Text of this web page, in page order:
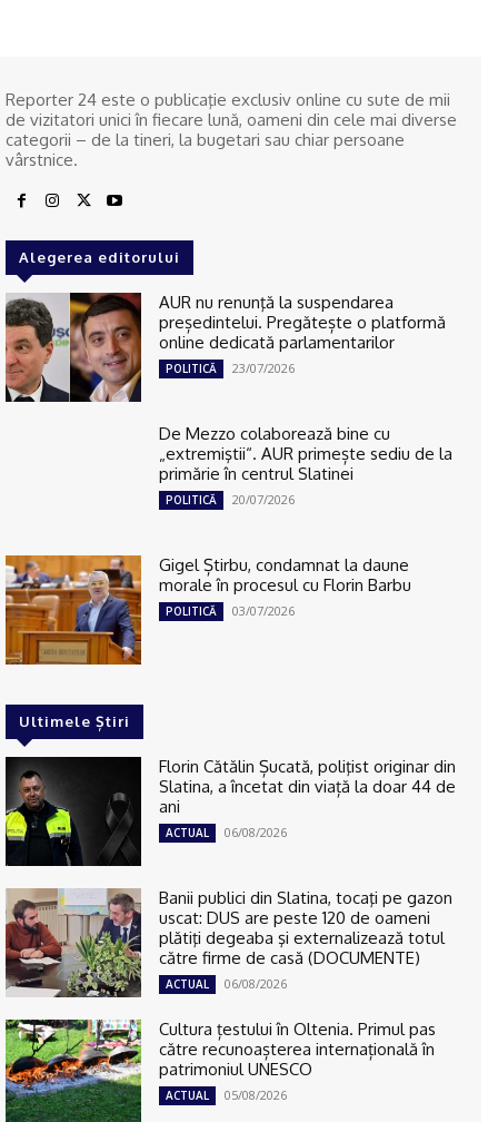
Reporter 24 este o publicaţie exclusiv online cu sute de mii
de vizitatori unici în fiecare lună, oameni din cele mai diverse
categorii – de la tineri, la bugetari sau chiar persoane
vârstnice.
Alegerea editorului
AUR nu renunţă la suspendarea
președintelui. Pregătește o platformă
online dedicată parlamentarilor
POLITICĂ 23/07/2026
De Mezzo colaborează bine cu
„extremiştii“. AUR primește sediu de la
primărie în centrul Slatinei
POLITICĂ 20/07/2026
Gigel Știrbu, condamnat la daune
morale în procesul cu Florin Barbu
POLITICĂ 03/07/2026
Ultimele Știri
Florin Cătălin Șucată, poliţist originar din
Slatina, a încetat din viață la doar 44 de
ani
ACTUAL 06/08/2026
Banii publici din Slatina, tocaţi pe gazon
uscat: DUS are peste 120 de oameni
plătiţi degeaba şi externalizează totul
către firme de casă (DOCUMENTE)
ACTUAL 06/08/2026
Cultura țestului în Oltenia. Primul pas
către recunoașterea internațională în
patrimoniul UNESCO
ACTUAL 05/08/2026